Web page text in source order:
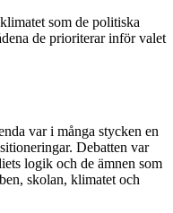
som de politiska
de prioriterar inför valet
var i många stycken en
Debatten var
logik och de ämnen som
skolan, klimatet och